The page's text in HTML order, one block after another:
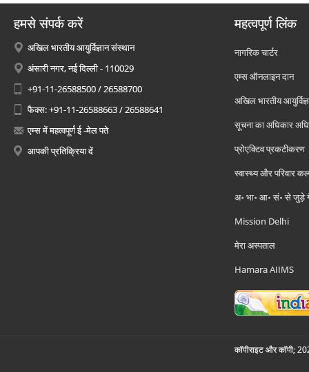
हमसे संपर्क करें
अखिल भारतीय आयुर्विज्ञान संस्थान
अंसारी नगर, नई दिल्ली - 110029
+91-11-26588500 / 26588700
फैक्स: +91-11-26588663 / 26588641
एम्स में महत्वपूर्ण ई -मेल पते
आपकी प्रतिक्रिया दें
महत्वपूर्ण लिंक
नागरिक चार्टर
एम्स ऑनलाइन दान
अखिल भारतीय
सूचना का अधिकार
प्रोएक्टिव प्रकटीकरण
स्वास्थ्य और परिवार
अ॰ भा॰ आ॰ सं॰ से जुड़े
Mission Delhi
मेरा अस्पताल
Hamara AIIMS
कॉपीराइट और कॉपी;